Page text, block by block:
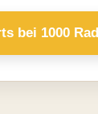
bei 1000